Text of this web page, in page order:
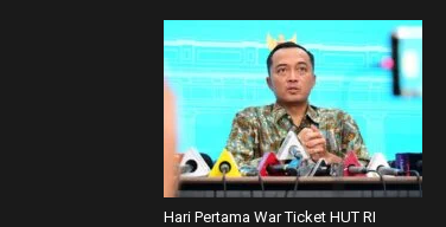
Hari Pertama War Ticket HUT RI